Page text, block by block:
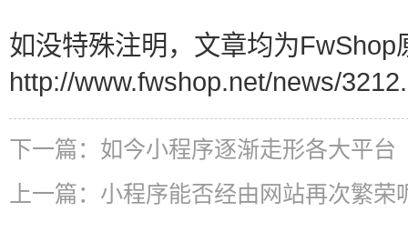
如没特殊注明，文章均为FwShop
http://www.fwshop.net/news/
下一篇： 如今小程序逐渐走形各大平台
上一篇： 小程序能否经由网站再次繁荣